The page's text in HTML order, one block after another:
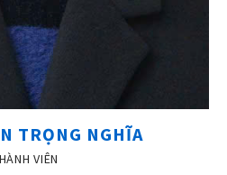
TRỌNG NGHĨA
VIÊN